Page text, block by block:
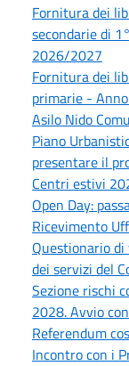
Fornitura dei
secondarie di
2026/2027
Fornitura dei
primarie -
Asilo Nido
Piano
presentare il
Centri estivi
Open Day:
Ricevimento
Questionario
dei servizi del
Sezione rischi
2028. Avvio
Referendum
Incontro con i